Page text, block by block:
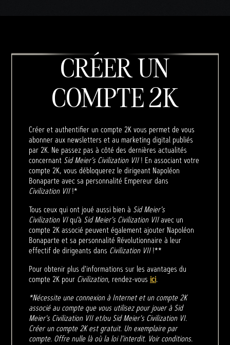
CRÉER UN
COMPTE 2K
Créer et authentifier un compte 2K vous permet de vous
abonner aux newsletters et au marketing digital publiés
par 2K. Ne passez pas à côté des dernières actualités
concernant Sid Meier’s Civilization VII! En associant votre
compte 2K, vous débloquerez le dirigeant Napoléon
Bonaparte avec sa personnalité Empereur dans
Civilization VII!*
Tous ceux qui ont joué aussi bien à Sid Meier's
Civilization VIqu’à Sid Meier's Civilization VIIavec un
compte 2K associé peuvent également ajouter Napoléon
Bonaparte et sa personnalité Révolutionnaire à leur
effectif de dirigeants dans Civilization VII!**
Pour obtenir plus d'informations sur les avantages du
compte 2K pour Civilization, rendez-vous ici.
*Nécessite une connexion à Internet et un compte 2K
associé au compte que vous utilisez pour jouer à Sid
Meier's Civilization VII et/ou Sid Meier's Civilization VI.
Créer un compte 2K est gratuit. Un exemplaire par
compte. Offre nulle là où la loi l’interdit. Voir conditions.